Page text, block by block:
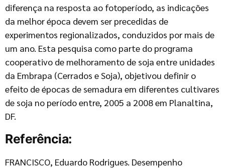
diferença na resposta ao fotoperíodo, as indicações
da melhor época devem ser precedidas de
experimentos regionalizados, conduzidos por mais de
um ano. Esta pesquisa como parte do programa
cooperativo de melhoramento de soja entre unidades
da Embrapa (Cerrados e Soja), objetivou definir o
efeito de épocas de semadura em diferentes cultivares
de soja no período entre, 2005 a 2008 em Planaltina,
DF.
Referência:
FRANCISCO, Eduardo Rodrigues. Desempenho